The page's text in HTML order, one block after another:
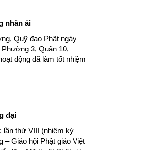
nhân ái
Quỹ đạo Phật ngày
3, Quận 10,
động đã làm tốt nhiệm
đại
lần thứ VIII (nhiệm kỳ
– Giáo hội Phật giáo Việt